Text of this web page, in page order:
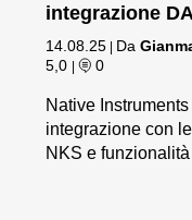
integrazione
14.08.25 Da
5,0
| 0
Native
integrazione con
NKS e